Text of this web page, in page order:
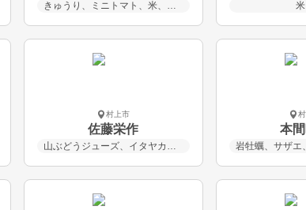
きゅうり、ミニトマト、米、さつまいも
村上市
佐藤栄作
山ぶどうジューズ、イタヤカエデ メープルサップ
本